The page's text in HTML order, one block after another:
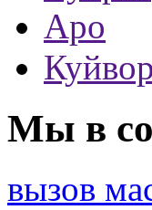
Аро
Мы в
вызов